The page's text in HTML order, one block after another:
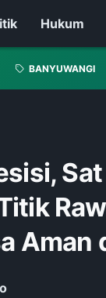
Hukum
BANYUWANGI
Aman